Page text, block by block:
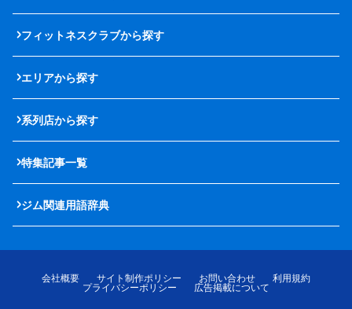
フィットネスクラブから探す
エリアから探す
系列店から探す
特集記事一覧
ジム関連用語辞典
会社概要 サイト制作ポリシー お問い合わせ
利用規約
プライバシーポリシー
広告掲載について